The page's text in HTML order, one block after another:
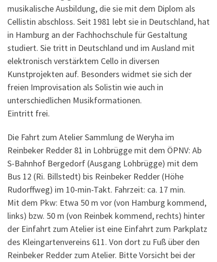
musikalische Ausbildung, die sie mit dem Diplom als
Cellistin abschloss. Seit 1981 lebt sie in Deutschland, hat
in Hamburg an der Fachhochschule für Gestaltung
studiert. Sie tritt in Deutschland und im Ausland mit
elektronisch verstärktem Cello in diversen
Kunstprojekten auf. Besonders widmet sie sich der
freien Improvisation als Solistin wie auch in
unterschiedlichen Musikformationen.
Eintritt frei.
Die Fahrt zum Atelier Sammlung de Weryha im
Reinbeker Redder 81 in Lohbrügge mit dem ÖPNV: Ab
S-Bahnhof Bergedorf (Ausgang Lohbrügge) mit dem
Bus 12 (Ri. Billstedt) bis Reinbeker Redder (Höhe
Rudorffweg) im 10-min-Takt. Fahrzeit: ca. 17 min.
Mit dem Pkw: Etwa 50 m vor (von Hamburg kommend,
links) bzw. 50 m (von Reinbek kommend, rechts) hinter
der Einfahrt zum Atelier ist eine Einfahrt zum Parkplatz
des Kleingartenvereins 611. Von dort zu Fuß über den
Reinbeker Redder zum Atelier. Bitte Vorsicht bei der